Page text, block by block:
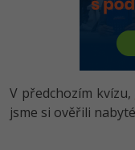
HTML5,
SQL a
Testování
JavaScript
Python
Vývojář
C# Game
Python -
JavaScript
PHP
-80%
V předchozím kvízu,
jsme si ověřili